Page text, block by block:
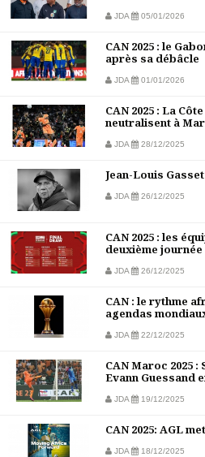
JDA 05/01/2026
CAN 2025 : le
après sa débâcle
JDA 01/01/2026
CAN 2025 : La
neutralisent à
JDA 28/12/2025
Jean-Louis
JDA 26/12/2025
CAN 2025 : les
deuxième journée
JDA 26/12/2025
CAN : le rythme
agendas
JDA 22/12/2025
CAN Maroc 2025
Evann Guessand
JDA 19/12/2025
CAN 2025: AGL
JDA 18/12/2025